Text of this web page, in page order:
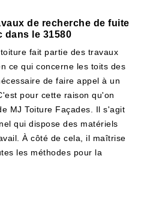
de recherche de fuite
dans le 31580
fait partie des travaux
ce qui concerne les toits des
de faire appel à un
pour cette raison qu'on
MJ Toiture Façades. Il s'agit
qui dispose des matériels
À côté de cela, il maîtrise
les méthodes pour la